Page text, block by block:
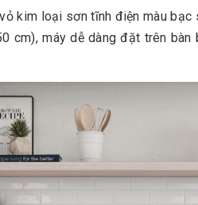
kim loại sơn tĩnh điện màu bạc
cm), máy dễ dàng đặt trên bàn